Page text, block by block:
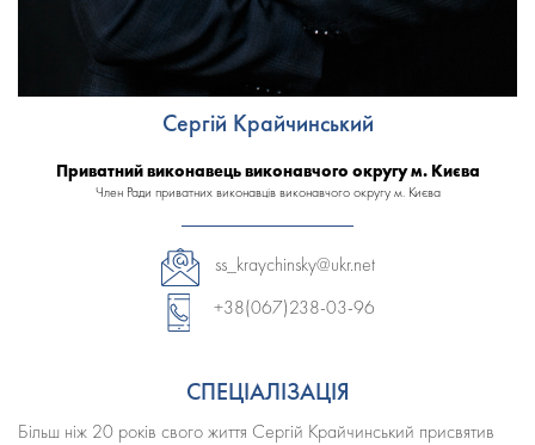
Сергій Крайчинський
Приватний виконавецьвиконавчого округу м. Києва
Член Ради приватних виконавців виконавчого округу м. Києва
ss_kraychinsky@ukr.net
+38(067)238-03-96
СПЕЦІАЛІЗАЦІЯ
Більш ніж 20 років свого життя Сергій Крайчинський присвятив